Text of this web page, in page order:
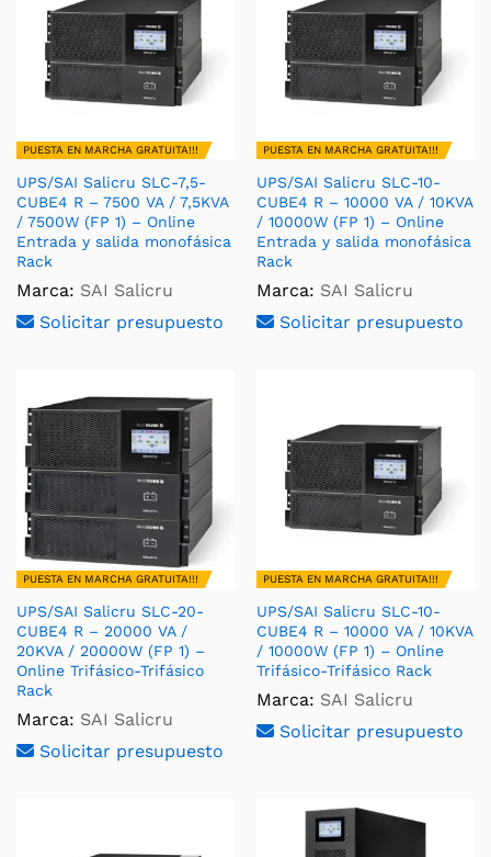
PUESTA EN MARCHA GRATUITA!!!
UPS/SAI Salicru SLC-7,5-
CUBE4 R – 7500 VA / 7,5KVA
/ 7500W (FP 1) – Online
Entrada y salida monofásica
Rack
Marca: SAI Salicru
Solicitar presupuesto
PUESTA EN MARCHA GRATUITA!!!
UPS/SAI Salicru SLC-10-
CUBE4 R – 10000 VA / 10KVA
/ 10000W (FP 1) – Online
Entrada y salida monofásica
Rack
Marca: SAI Salicru
Solicitar presupuesto
PUESTA EN MARCHA GRATUITA!!!
UPS/SAI Salicru SLC-20-
CUBE4 R – 20000 VA /
20KVA / 20000W (FP 1) –
Online Trifásico-Trifásico
Rack
Marca: SAI Salicru
Solicitar presupuesto
PUESTA EN MARCHA GRATUITA!!!
UPS/SAI Salicru SLC-10-
CUBE4 R – 10000 VA / 10KVA
/ 10000W (FP 1) – Online
Trifásico-Trifásico Rack
Marca: SAI Salicru
Solicitar presupuesto